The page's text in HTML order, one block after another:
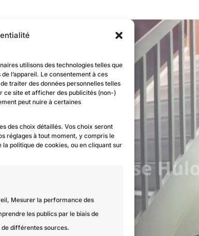
utilisons des technologies telles que
l’appareil. Le consentement à ces
traiter des données personnelles telles
ce site et afficher des publicités (non-)
peut nuire à certaines
des choix détaillés. Vos choix seront
réglages à tout moment, y compris le
politique de cookies, ou en cliquant sur
Mesurer la performance des
les publics par le biais de
de différentes sources.